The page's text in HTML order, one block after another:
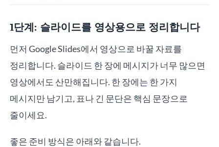
1단계: 슬라이드를 영상용으로 정리합니다
먼저 Google Slides에서 영상으로 바꿀 자료를
정리합니다. 슬라이드 한 장에 메시지가 너무 많으면
영상에서도 산만해집니다. 한 장에는 한 가지
메시지만 남기고, 표나 긴 문단은 핵심 문장으로
줄이세요.
좋은 준비 방식은 아래와 같습니다.